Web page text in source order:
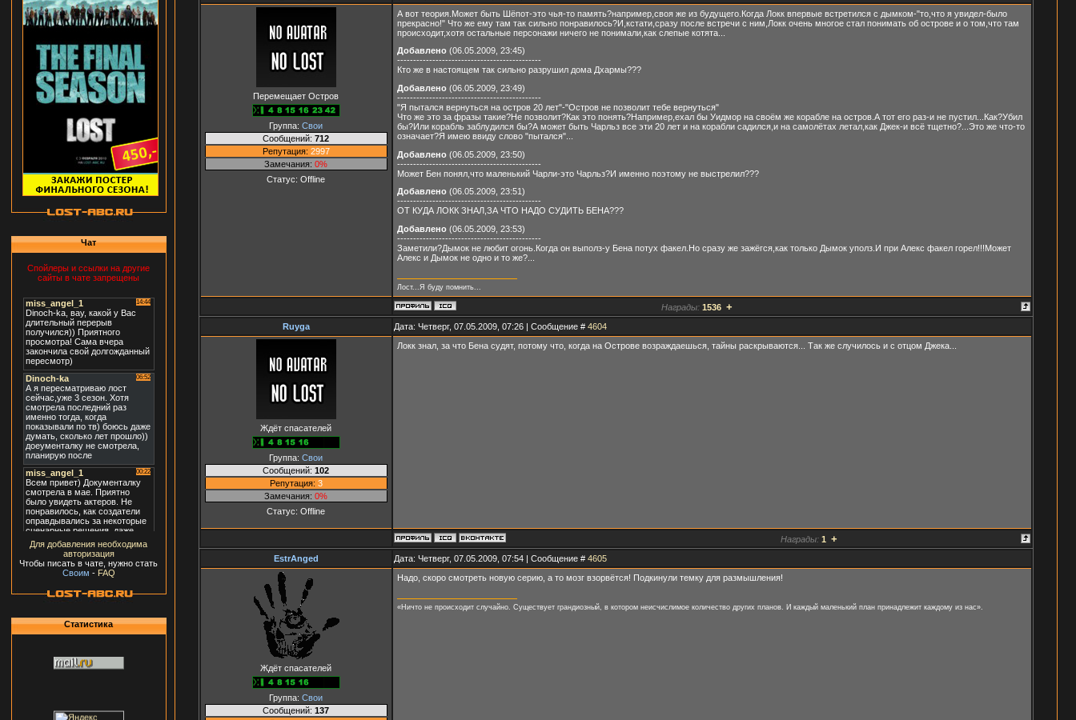
Чат
Спойлеры и ссылки на другие
сайты в чате запрещены
Для добавления необходима
авторизация
Чтобы писать в чате, нужно стать
Своим - FAQ
Статистика
Перемещает Остров
Группа: Свои
Сообщений: 712
Репутация: 2997
Замечания: 0%
Статус: Offline
А вот теория.Может быть Шёпот-это чья-то память?например,своя же из будущего.Когда Локк впервые встретился с дымком-"то,что я увидел-было
прекрасно!" Что же ему там так сильно понравилось?И,кстати,сразу после встречи с ним,Локк очень многое стал понимать об острове и о том,что там
происходит,хотя остальные персонажи ничего не понимали,как слепые котята...
Добавлено(06.05.2009, 23:45)
---------------------------------------------
Кто же в настоящем так сильно разрушил дома Дхармы???
Добавлено(06.05.2009, 23:49)
---------------------------------------------
"Я пытался вернуться на остров 20 лет"-"Остров не позволит тебе вернуться"
Что же это за фразы такие?Не позволит?Как это понять?Например,ехал бы Уидмор на своём же корабле на остров.А тот его раз-и не пустил...Как?Убил
бы?Или корабль заблудился бы?А может быть Чарльз все эти 20 лет и на корабли садился,и на самолётах летал,как Джек-и всё тщетно?...Это же что-то
означает?Я имею ввиду слово "пытался"...
Добавлено(06.05.2009, 23:50)
---------------------------------------------
Может Бен понял,что маленький Чарли-это Чарльз?И именно поэтому не выстрелил???
Добавлено(06.05.2009, 23:51)
---------------------------------------------
ОТ КУДА ЛОКК ЗНАЛ,ЗА ЧТО НАДО СУДИТЬ БЕНА???
Добавлено(06.05.2009, 23:53)
---------------------------------------------
Заметили?Дымок не любит огонь.Когда он выполз-у Бена потух факел.Но сразу же зажёгся,как только Дымок уполз.И при Алекс факел горел!!!Может
Алекс и Дымок не одно и то же?...
Лост...Я буду помнить...
Награды: 1536 +
Ruyga Дата: Четверг, 07.05.2009, 07:26 | Сообщение # 4604
Ждёт спасателей
Группа: Свои
Сообщений: 102
Репутация: 3
Замечания: 0%
Статус: Offline
Локк знал, за что Бена судят, потому что, когда на Острове возраждаешься, тайны раскрываются... Так же случилось и с отцом Джека...
Награды: 1 +
EstrAnged Дата: Четверг, 07.05.2009, 07:54 | Сообщение # 4605
Ждёт спасателей
Группа: Свои
Сообщений: 137
Надо, скоро смотреть новую серию, а то мозг взорвётся! Подкинули темку для размышления!
«Ничто не происходит случайно. Существует грандиозный, в котором неисчислимое количество других планов. И каждый маленький план принадлежит каждому из нас».